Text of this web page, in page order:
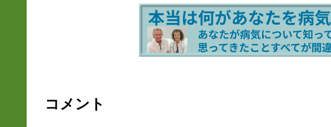
コメント